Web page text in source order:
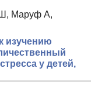
Маруф А,
изучению
у детей,